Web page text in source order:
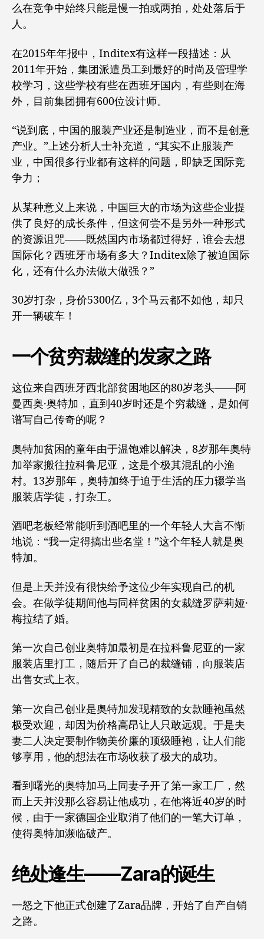
么在竞争中始终只能是慢一拍或两拍，处处落后于
人。
在2015年年报中，Inditex有这样一段描述：从
2011年开始，集团派遣员工到最好的时尚及管理学
校学习，这些学校有些在西班牙国内，有些则在海
外，目前集团拥有600位设计师。
“说到底，中国的服装产业还是制造业，而不是创意
产业。”上述分析人士补充道，“其实不止服装产
业，中国很多行业都有这样的问题，即缺乏国际竞
争力；
从某种意义上来说，中国巨大的市场为这些企业提
供了良好的成长条件，但这何尝不是另外一种形式
的资源诅咒——既然国内市场都过得好，谁会去想
国际化？西班牙市场有多大？Inditex除了被迫国际
化，还有什么办法做大做强？”
30岁打杂，身价5300亿，3个马云都不如他，却只
开一辆破车！
一个贫穷裁缝的发家之路
这位来自西班牙西北部贫困地区的80岁老头——阿
曼西奥·奥特加，直到40岁时还是个穷裁缝，是如何
谱写自己传奇的呢？
奥特加贫困的童年由于温饱难以解决，8岁那年奥特
加举家搬往拉科鲁尼亚，这是个极其混乱的小渔
村。13岁那年，奥特加终于迫于生活的压力辍学当
服装店学徒，打杂工。
酒吧老板经常能听到酒吧里的一个年轻人大言不惭
地说：“我一定得搞出些名堂！”这个年轻人就是奥
特加。
但是上天并没有很快给予这位少年实现自己的机
会。在做学徒期间他与同样贫困的女裁缝罗萨莉娅·
梅拉结了婚。
第一次自己创业奥特加最初是在拉科鲁尼亚的一家
服装店里打工，随后开了自己的裁缝铺，向服装店
出售女式上衣。
第一次自己创业是奥特加发现精致的女款睡袍虽然
极受欢迎，却因为价格高昂让人只敢远观。于是夫
妻二人决定要制作物美价廉的顶级睡袍，让人们能
够享用，他的想法在市场收获了极大的成功。
看到曙光的奥特加马上同妻子开了第一家工厂，然
而上天并没那么容易让他成功，在他将近40岁的时
候，由于一家德国企业取消了他们的一笔大订单，
使得奥特加濒临破产。
绝处逢生——Zara的诞生
一怒之下他正式创建了Zara品牌，开始了自产自销
之路。